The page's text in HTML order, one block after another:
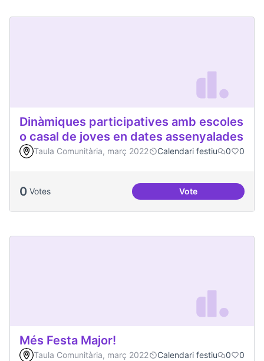
Dinàmiques participatives amb escoles
o casal de joves en dates assenyalades
Taula Comunitària, març 2022 Calendari festiu 0 0
0 Votes VoteDinàmiques
Més Festa Major!
Taula Comunitària, març 2022 Calendari festiu 0 0